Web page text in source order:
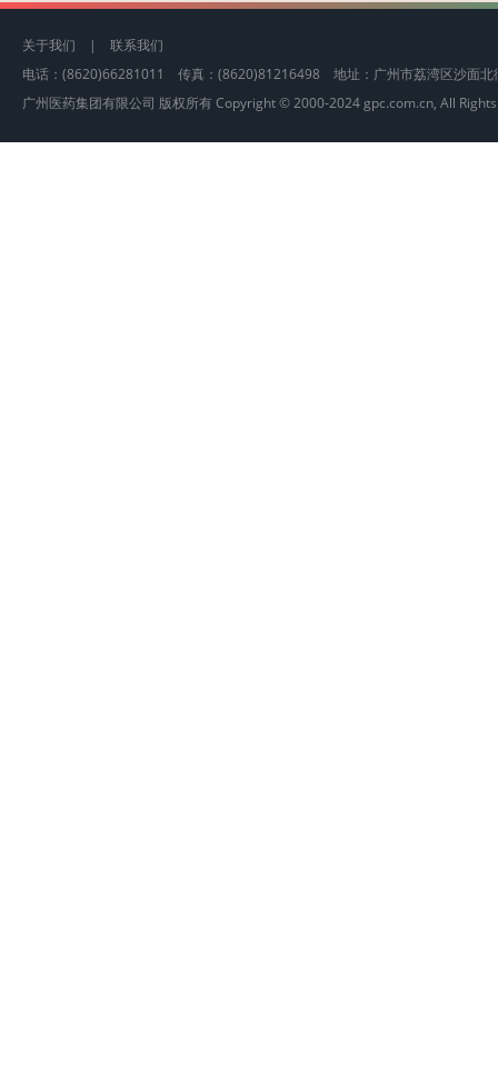
关于我们 | 联系我们
电话：(8620)66281011 传真：(8620)81216498 地址：广州市荔湾区沙
广州医药集团有限公司 版权所有 Copyright © 2000-2024 gpc.com.cn, All